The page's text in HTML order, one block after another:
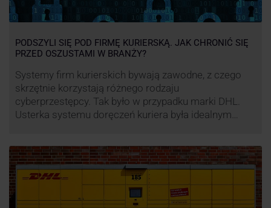
PODSZYLI SIĘ POD FIRMĘ KURIERSKĄ. JAK CHRONIĆ SIĘ
PRZED OSZUSTAMI W BRANŻY?
Systemy firm kurierskich bywają zawodne, z czego
skrzętnie korzystają różnego rodzaju
cyberprzestępcy. Tak było w przypadku marki DHL.
Usterka systemu doręczeń kuriera była idealnym
oszukać cyberprzestępcom, którzy próbują
wykorzystać problemy przedsiębiorstw działających
w branży kurierskiej?